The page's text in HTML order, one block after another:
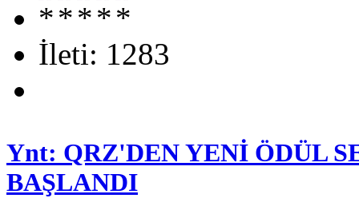
İleti: 1283
Ynt: QRZ'DEN YENİ ÖDÜL
BAŞLANDI